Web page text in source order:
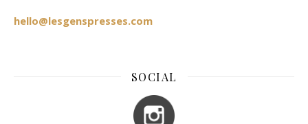
hello@lesgenspresses.com
SOCIAL